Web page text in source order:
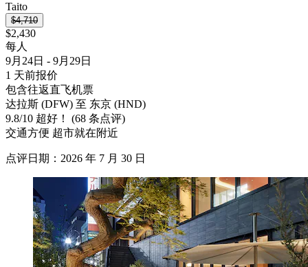
Taito
$4,710
$2,430
每人
9月24日 - 9月29日
1 天前报价
包含往返直飞机票
达拉斯 (DFW) 至 东京 (HND)
9.8/10 超好！ (68 条点评)
交通方便 超市就在附近
点评日期：2026 年 7 月 30 日